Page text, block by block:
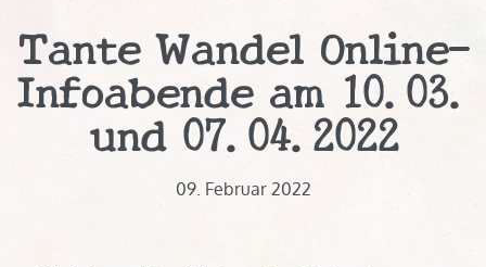
Tante Wandel Online-
Infoabende am 10.03.
und 07.04.2022
09. Februar 2022